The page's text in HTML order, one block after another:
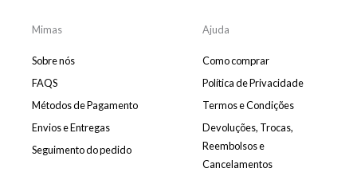
e
g
e
r
Mimas
Sobre nós
FAQS
Métodos de Pagamento
Envios e Entregas
Seguimento do pedido
Ajuda
Como comprar
Política de Privacidade
Termos e Condições
Devoluções, Trocas,
Reembolsos e
Cancelamentos